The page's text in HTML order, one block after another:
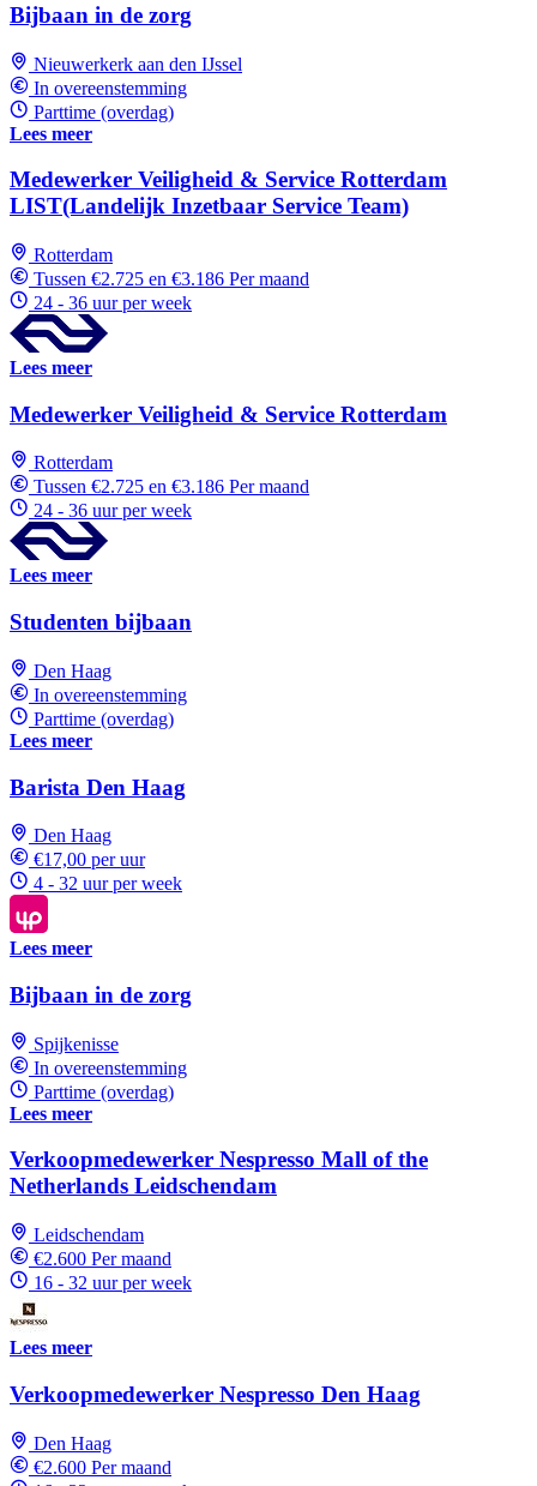
Bijbaan in de zorg
Nieuwerkerk aan den IJssel
In overeenstemming
Parttime (overdag)
Lees meer
Medewerker Veiligheid & Service Rotterdam
LIST(Landelijk Inzetbaar Service Team)
Rotterdam
Tussen €2.725 en €3.186 Per maand
24 - 36 uur per week
Lees meer
Medewerker Veiligheid & Service Rotterdam
Rotterdam
Tussen €2.725 en €3.186 Per maand
24 - 36 uur per week
Lees meer
Studenten bijbaan
Den Haag
In overeenstemming
Parttime (overdag)
Lees meer
Barista Den Haag
Den Haag
€17,00 per uur
4 - 32 uur per week
Lees meer
Bijbaan in de zorg
Spijkenisse
In overeenstemming
Parttime (overdag)
Lees meer
Verkoopmedewerker Nespresso Mall of the
Netherlands Leidschendam
Leidschendam
€2.600 Per maand
16 - 32 uur per week
Lees meer
Verkoopmedewerker Nespresso Den Haag
Den Haag
€2.600 Per maand